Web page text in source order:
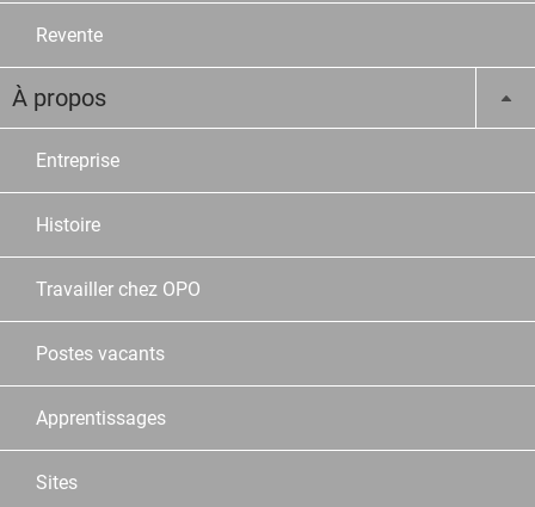
Revente
À propos
Entreprise
Histoire
Travailler chez OPO
Postes vacants
Apprentissages
Sites